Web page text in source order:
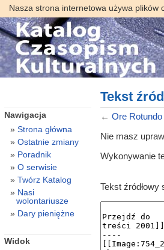
Nasza strona internetowa używa plików
Tekst
← Ore Rotundo
Nie masz
Wykonywanie
Tekst
Nawigacja
Strona główna
Ostatnie zmiany
Poradnik
O serwisie
Twórz Katalog
Nasi
wolontariusze
Dary pieniężne
Widok